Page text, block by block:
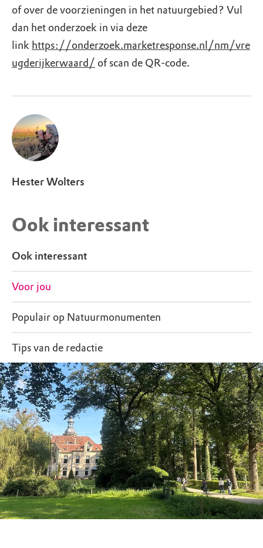
of over de voorzieningen in het natuurgebied? Vul
dan het onderzoek in via deze
link https://onderzoek.marketresponse.nl/nm/vre
ugderijkerwaard/ of scan de QR-code.
Hester Wolters
Ook interessant
Ook interessant
Voor jou
Populair op Natuurmonumenten
Tips van de redactie